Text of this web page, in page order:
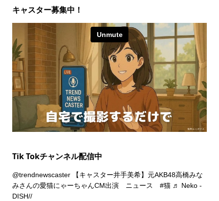
キャスター募集中！
Tik Tokチャンネル配信中
@trendnewscaster【キャスター井手美希】元AKB48高橋みな
みさんの愛猫にゃーちゃんCM出演 ニュース #猫 ♬ Neko -
DISH//